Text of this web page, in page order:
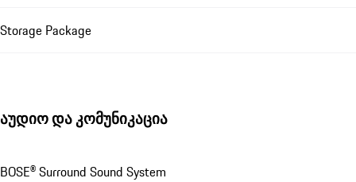
Storage Package
აუდიო და კომუნიკაცია
BOSE® Surround Sound System